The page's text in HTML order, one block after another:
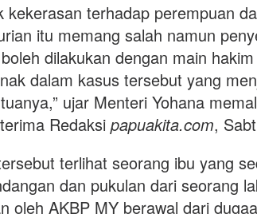
n
d
a
i
T
i
d
k
K
kekerasan terhadap perempuan
itu memang salah namun
dilakukan dengan main
dalam kasus tersebut yang
ujar Menteri Yohana
Redaksi papuakita.com,
terlihat seorang ibu yang
dan pukulan dari seorang
oleh AKBP MY berawal dari